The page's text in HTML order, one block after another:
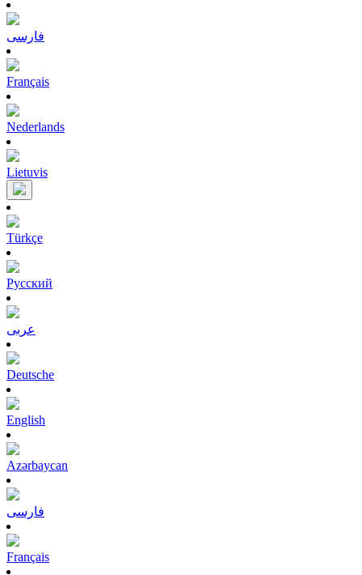
فارسی
Français
Nederlands
Lietuvis
Türkçe
Pусский
عربى
Deutsche
English
Azərbaycan
فارسی
Français